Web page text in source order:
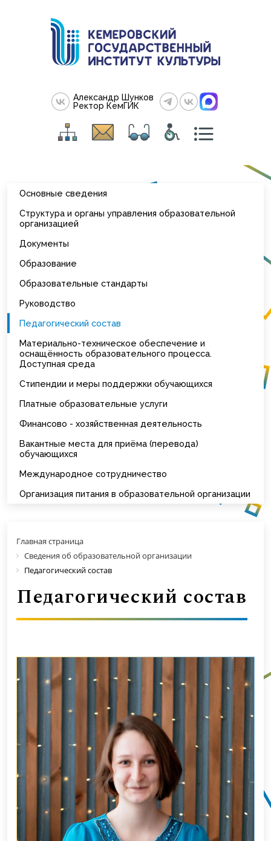
Александр Шунков
Ректор КемГИК
Основные сведения
Структура и органы управления образовательной
организацией
Документы
Образование
Образовательные стандарты
Руководство
Педагогический состав
Материально-техническое обеспечение и
оснащённость образовательного процесса.
Доступная среда
Стипендии и меры поддержки обучающихся
Платные образовательные услуги
Финансово - хозяйственная деятельность
Вакантные места для приёма (перевода)
обучающихся
Международное сотрудничество
Организация питания в образовательной организации
Главная страница
Сведения об образовательной организации
Педагогический состав
Педагогический состав